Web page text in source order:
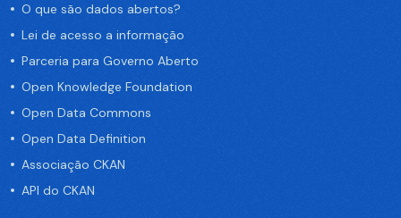
O que são dados abertos?
Lei de acesso a informação
Parceria para Governo Aberto
Open Knowledge Foundation
Open Data Commons
Open Data Definition
Associação CKAN
API do CKAN